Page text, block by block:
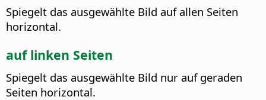
Spiegelt das ausgewählte Bild auf allen Seiten
horizontal.
auf linken Seiten
Spiegelt das ausgewählte Bild nur auf geraden
Seiten horizontal.